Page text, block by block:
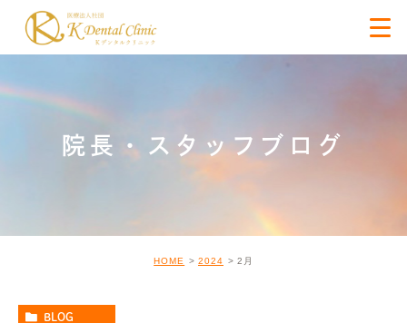
院長・スタッフブログ
HOME 2024 2月
BLOG